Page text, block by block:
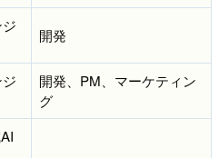
開発
開発、PM、マーケティン
グ